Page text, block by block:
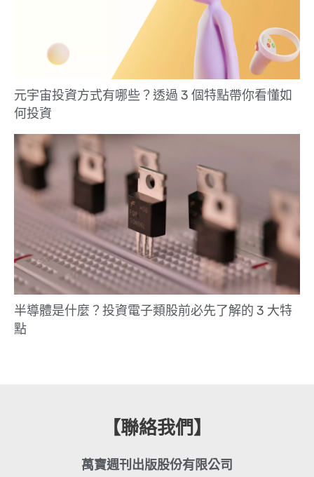
元宇宙投資方式有哪些？透過 3 個特點帶你看懂如
何投資
半導體是什麼？投資電子類股前必先了解的 3 大特
點
【聯絡我們】
萬寶週刊出版股份有限公司